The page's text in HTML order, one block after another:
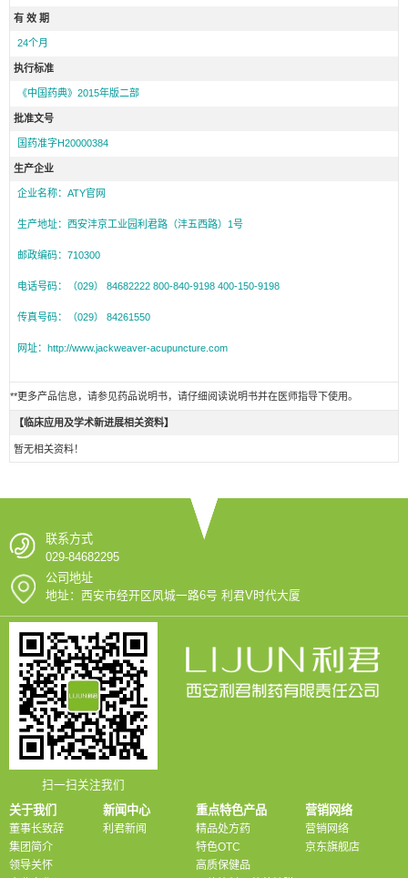
有 效 期
24个月
执行标准
《中国药典》2015年版二部
批准文号
国药准字H20000384
生产企业
企业名称：ATY官网
生产地址：西安沣京工业园利君路（沣五西路）1号
邮政编码：710300
电话号码：（029） 84682222 800-840-9198 400-150-9198
传真号码：（029） 84261550
网址：http://www.jackweaver-acupuncture.com
**更多产品信息，请参见药品说明书，请仔细阅读说明书并在医师指导下使用。
【临床应用及学术新进展相关资料】
暂无相关资料！
联系方式
029-84682295
公司地址
地址：西安市经开区凤城一路6号 利君V时代大厦
扫一扫关注我们
关于我们
董事长致辞
集团简介
领导关怀
新闻中心
利君新闻
重点特色产品
精品处方药
特色OTC
高质保健品
营销网络
营销网络
京东旗舰店